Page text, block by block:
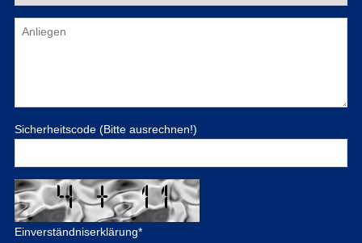
Sicherheitscode (Bitte ausrechnen!)
Einverständniserklärung*